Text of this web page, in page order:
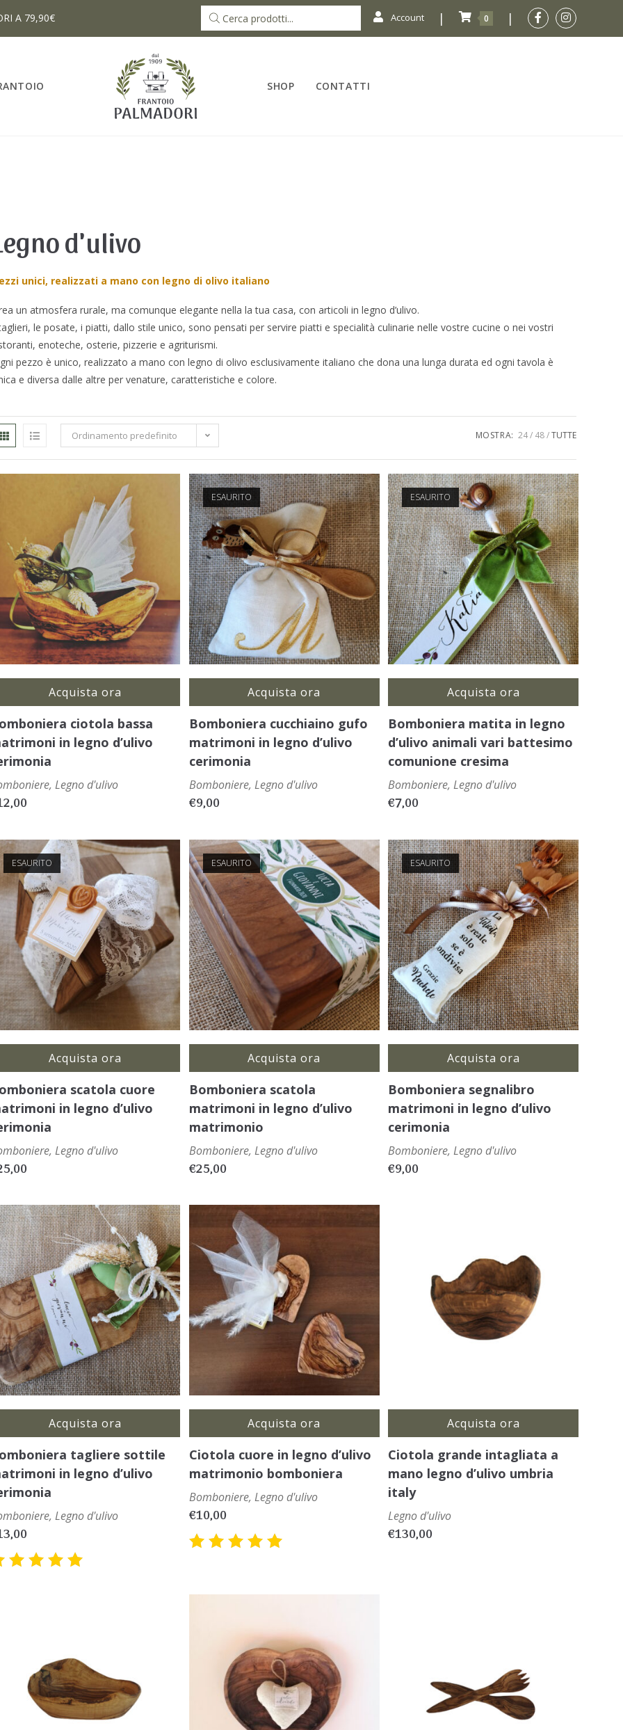
Account | 0 |
A 79,90€
SHOP CONTATTI
d'ulivo
unici, realizzati a mano con legno di olivo italiano
un atmosfera rurale, ma comunque elegante nella la tua casa, con articoli in legno d’ulivo.
le posate, i piatti, dallo stile unico, sono pensati per servire piatti e specialità culinarie nelle vostre cucine o nei vostri
enoteche, osterie, pizzerie e agriturismi.
pezzo è unico, realizzato a mano con legno di olivo esclusivamente italiano che dona una lunga durata ed ogni tavola è
e diversa dalle altre per venature, caratteristiche e colore.
Ordinamento predefinito MOSTRA: 24 48 TUTTE
Acquista ora
ciotola bassa
in legno d’ulivo
,Legno d'ulivo
ESAURITO
Acquista ora
Bomboniera cucchiaino gufo
matrimoni in legno d’ulivo
cerimonia
Bomboniere, Legno d'ulivo
€9,00
ESAURITO
Acquista ora
Bomboniera matita in legno
d’ulivo animali vari battesimo
comunione cresima
Bomboniere,Legno d'ulivo
€7,00
ESAURITO
Acquista ora
scatola cuore
in legno d’ulivo
,Legno d'ulivo
ESAURITO
Acquista ora
Bomboniera scatola
matrimoni in legno d’ulivo
matrimonio
Bomboniere, Legno d'ulivo
€25,00
ESAURITO
Acquista ora
Bomboniera segnalibro
matrimoni in legno d’ulivo
cerimonia
Bomboniere,Legno d'ulivo
€9,00
Acquista ora
tagliere sottile
in legno d’ulivo
,Legno d'ulivo
Acquista ora
Ciotola cuore in legno d’ulivo
matrimonio bomboniera
Bomboniere, Legno d'ulivo
€10,00
Acquista ora
Ciotola grande intagliata a
mano legno d’ulivo umbria
italy
Legno d'ulivo
€130,00